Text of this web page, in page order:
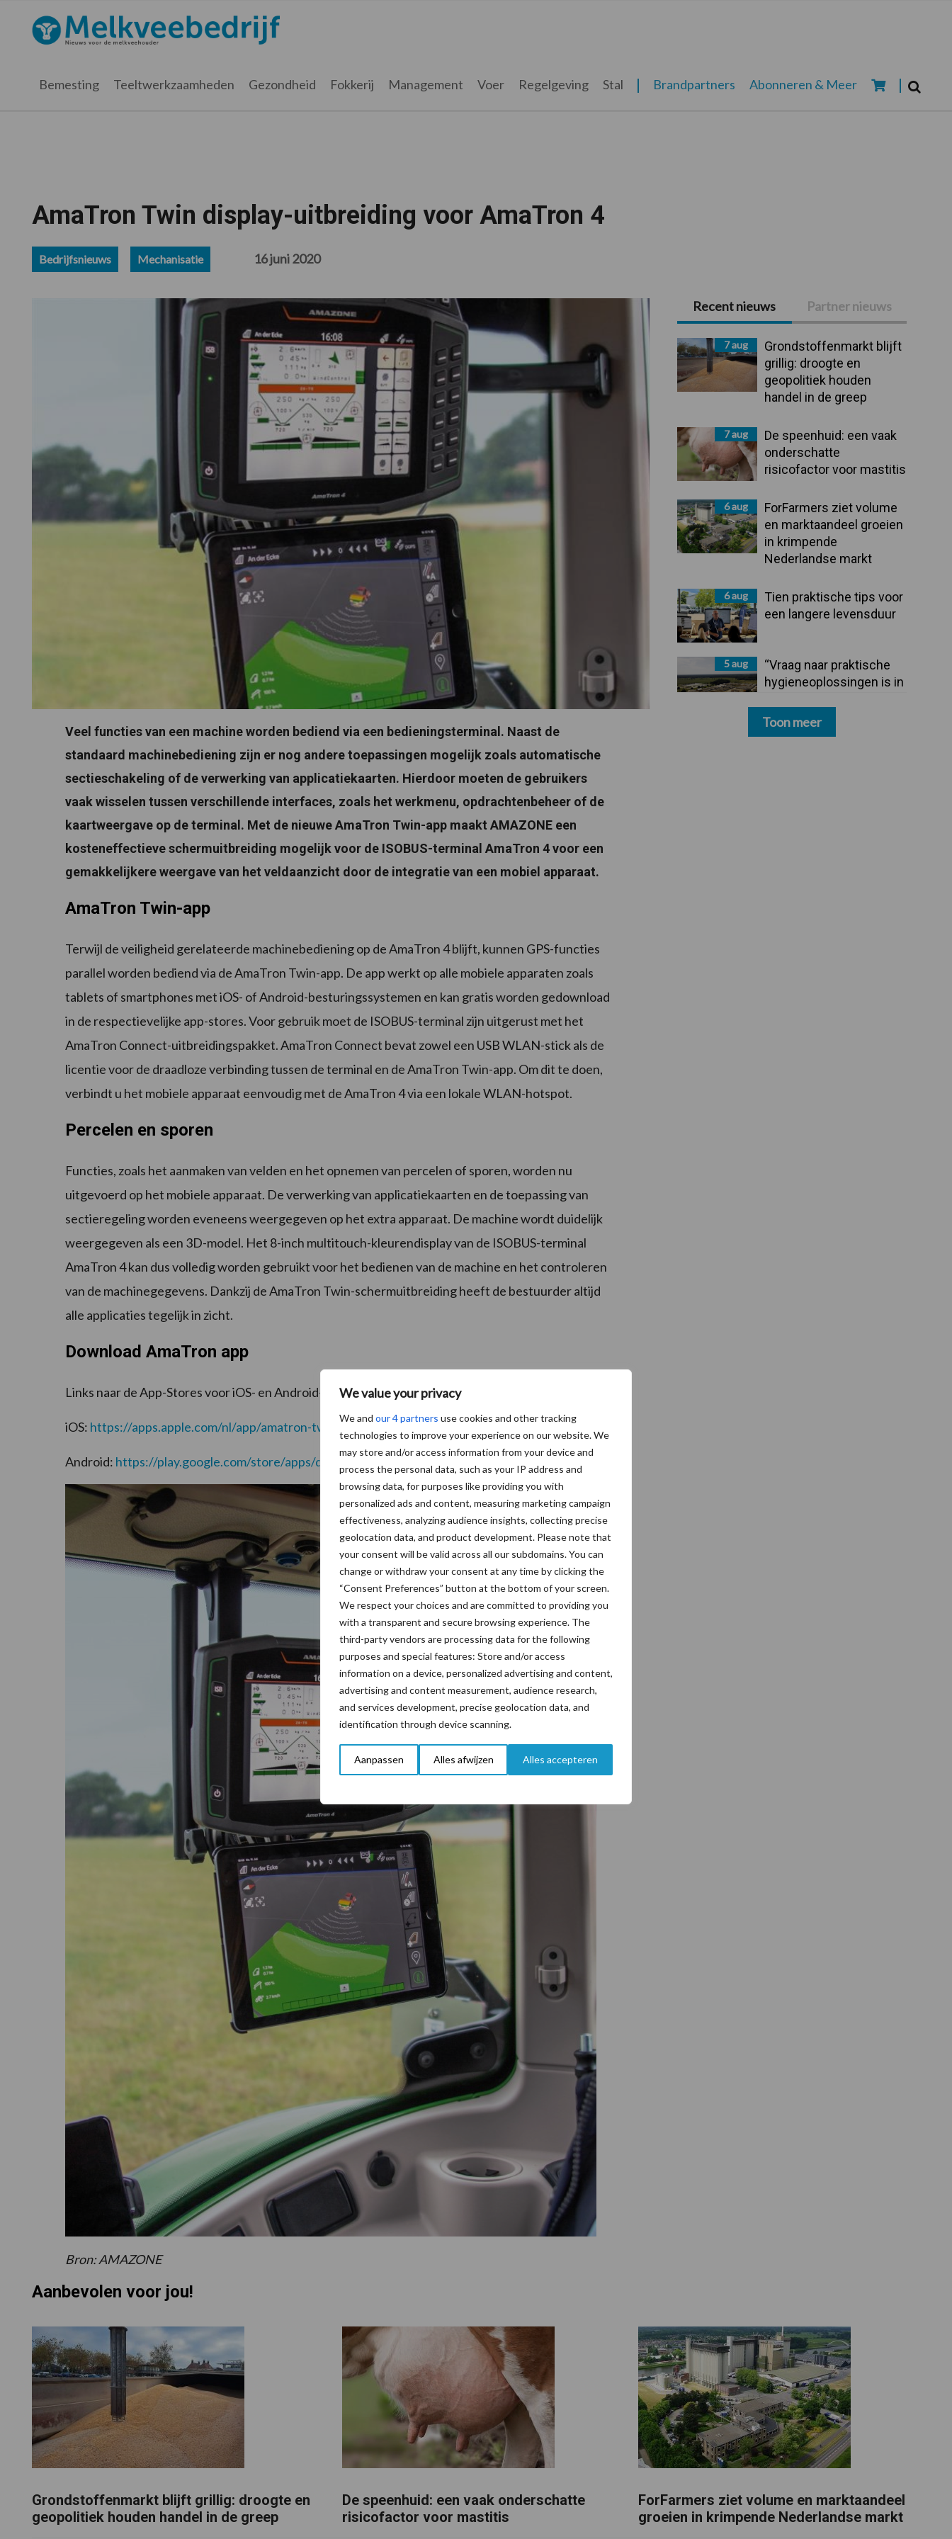
We value your privacy
We and our 4 partners use cookies and other tracking
technologies to improve your experience on our website. We
may store and/or access information from your device and
process the personal data, such as your IP address and
browsing data, for purposes like providing you with
personalized ads and content, measuring marketing campaign
effectiveness, analyzing audience insights, collecting precise
geolocation data, and product development. Please note that
your consent will be valid across all our subdomains. You can
change or withdraw your consent at any time by clicking the
“Consent Preferences” button at the bottom of your screen.
We respect your choices and are committed to providing you
with a transparent and secure browsing experience. The
third-party vendors are processing data for the following
purposes and special features: Store and/or access
information on a device, personalized advertising and content,
advertising and content measurement, audience research,
and services development, precise geolocation data, and
identification through device scanning.
Aanpassen Alles afwijzen Alles accepteren
hoofdnavigatie
hoofd
eerste
voettekst
Melkveebedrijf.nl
Bemesting Teeltwerkzaamheden Gezondheid Fokkerij Management Voer Regelgeving Stal Brandpartners Abonneren & Meer
AmaTron Twin display-uitbreiding voor AmaTron 4
Bedrijfsnieuws Mechanisatie 16 juni 2020
Veel functies van een machine worden bediend via een bedieningsterminal. Naast de
standaard machinebediening zijn er nog andere toepassingen mogelijk zoals automatische
sectieschakeling of de verwerking van applicatiekaarten. Hierdoor moeten de gebruikers
vaak wisselen tussen verschillende interfaces, zoals het werkmenu, opdrachtenbeheer of de
kaartweergave op de terminal. Met de nieuwe AmaTron Twin-app maakt AMAZONE een
kosteneffectieve schermuitbreiding mogelijk voor de ISOBUS-terminal AmaTron 4 voor een
gemakkelijkere weergave van het veldaanzicht door de integratie van een mobiel apparaat.
AmaTron Twin-app
Terwijl de veiligheid gerelateerde machinebediening op de AmaTron 4 blijft, kunnen GPS-functies
parallel worden bediend via de AmaTron Twin-app. De app werkt op alle mobiele apparaten zoals
tablets of smartphones met iOS- of Android-besturingssystemen en kan gratis worden gedownload
in de respectievelijke app-stores. Voor gebruik moet de ISOBUS-terminal zijn uitgerust met het
AmaTron Connect-uitbreidingspakket. AmaTron Connect bevat zowel een USB WLAN-stick als de
licentie voor de draadloze verbinding tussen de terminal en de AmaTron Twin-app. Om dit te doen,
verbindt u het mobiele apparaat eenvoudig met de AmaTron 4 via een lokale WLAN-hotspot.
Percelen en sporen
Functies, zoals het aanmaken van velden en het opnemen van percelen of sporen, worden nu
uitgevoerd op het mobiele apparaat. De verwerking van applicatiekaarten en de toepassing van
sectieregeling worden eveneens weergegeven op het extra apparaat. De machine wordt duidelijk
weergegeven als een 3D-model. Het 8-inch multitouch-kleurendisplay van de ISOBUS-terminal
AmaTron 4 kan dus volledig worden gebruikt voor het bedienen van de machine en het controleren
van de machinegegevens. Dankzij de AmaTron Twin-schermuitbreiding heeft de bestuurder altijd
alle applicaties tegelijk in zicht.
Download AmaTron app
Links naar de App-Stores voor iOS- en Android-besturingssystemen:
iOS: https://apps.apple.com/nl/app/amatron-twin/id1457549008
Android: https://play.google.com/store/apps/details?id=de.amazone.iom.amatronx&hl=nl
Bron: AMAZONE
Primaire
Sidebar
Recent nieuws Partner nieuws
7 aug
Grondstoffenmarkt blijft
grillig: droogte en
geopolitiek houden
handel in de greep
7 aug
De speenhuid: een vaak
onderschatte
risicofactor voor mastitis
6 aug
ForFarmers ziet volume
en marktaandeel groeien
in krimpende
Nederlandse markt
6 aug
Tien praktische tips voor
een langere levensduur
5 aug
“Vraag naar praktische
hygieneoplossingen is in
Toon meer
Aanbevolen voor jou!
Grondstoffenmarkt blijft grillig: droogte en
geopolitiek houden handel in de greep
De speenhuid: een vaak onderschatte
risicofactor voor mastitis
ForFarmers ziet volume en marktaandeel
groeien in krimpende Nederlandse markt